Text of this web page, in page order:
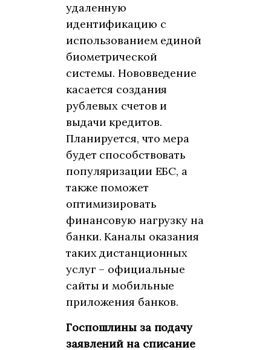
удаленную
идентификацию с
использованием единой
биометрической
системы. Нововведение
касается создания
рублевых счетов и
выдачи кредитов.
Планируется, что мера
будет способствовать
популяризации ЕБС, а
также поможет
оптимизировать
финансовую нагрузку на
банки. Каналы оказания
таких дистанционных
услуг – официальные
сайты и мобильные
приложения банков.
Госпошлины за подачу
заявлений на списание